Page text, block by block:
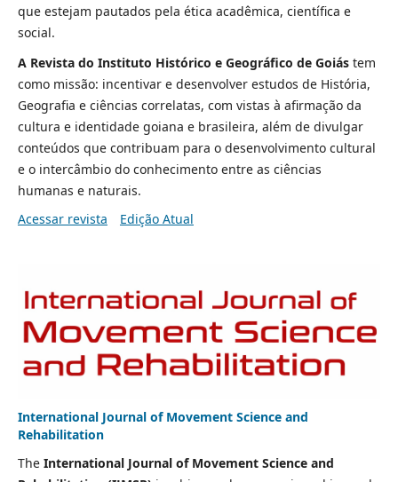
que estejam pautados pela ética acadêmica, científica e
social.
A Revista do Instituto Histórico e Geográfico de Goiástem
como missão: incentivar e desenvolver estudos de História,
Geografia e ciências correlatas, com vistas à afirmação da
cultura e identidade goiana e brasileira, além de divulgar
conteúdos que contribuam para o desenvolvimento cultural
e o intercâmbio do conhecimento entre as ciências
humanas e naturais.
Acessar revista
Edição Atual
International Journal of Movement Science and
Rehabilitation
The International Journal of Movement Science and